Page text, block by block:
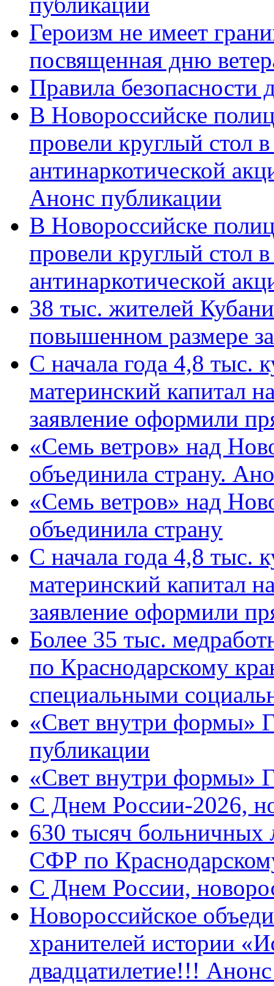
Героизм не имеет
посвященная дню
Правила безопасности
В Новороссийске
провели круглый стол
антинаркотической
Анонс публикации
В Новороссийске
провели круглый стол
антинаркотической
38 тыс. жителей
повышенном размере
С начала года 4,8 тыс.
материнский капитал
заявление оформили
«Семь ветров» над
объединила страну.
«Семь ветров» над
объединила страну
С начала года 4,8 тыс.
материнский капитал
заявление оформили
Более 35 тыс.
по Краснодарскому
специальными
«Свет внутри формы»
публикации
«Свет внутри формы»
C Днем России-2026,
630 тысяч больничных
СФР по
C Днем России,
Новороссийское
хранителей истории
двадцатилетие!!!